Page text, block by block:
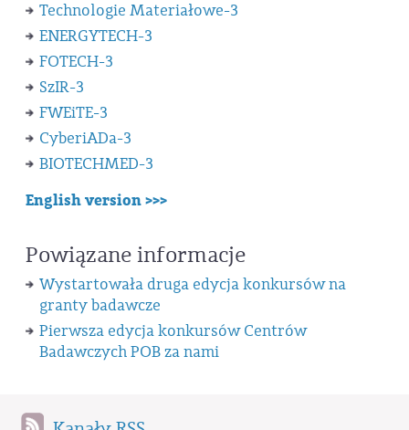
Technologie Materiałowe-3
ENERGYTECH-3
FOTECH-3
SzIR-3
FWEiTE-3
CyberiADa-3
BIOTECHMED-3
English version >>>
Powiązane informacje
Wystartowała druga edycja konkursów na
granty badawcze
Pierwsza edycja konkursów Centrów
Badawczych POB za nami